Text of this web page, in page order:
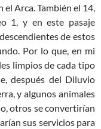
el Arca. También el 14,
1, y en este pasaje
de estos
Por lo que, en mi
limpios de cada tipo
después del Diluvio
y algunos animales
otros se convertirían
sus servicios para